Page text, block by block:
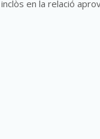
en la relació